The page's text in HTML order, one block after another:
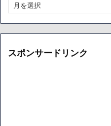
カ
別
ア
イ
スポンサードリンク